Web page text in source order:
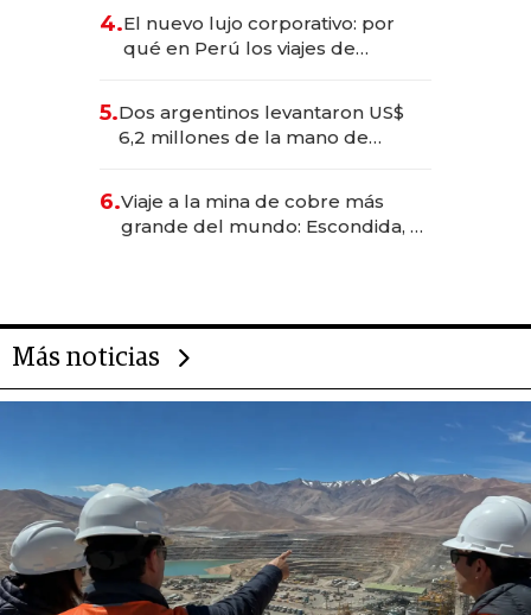
4.El nuevo lujo corporativo: por
qué en Perú los viajes de
para convertirse en experiencias
transformadoras
5.Dos argentinos levantaron US$
6,2 millones de la mano de
6.Viaje a la mina de cobre más
grande del mundo: Escondida, el
Más noticias